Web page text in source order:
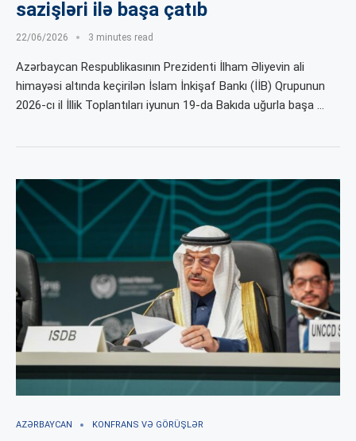
sazişləri ilə başa çatıb
22/06/2026 3 minutes read
Azərbaycan Respublikasının Prezidenti İlham Əliyevin ali
himayəsi altında keçirilən İslam İnkişaf Bankı (İİB) Qrupunun
2026-cı il İllik Toplantıları iyunun 19-da Bakıda uğurla başa …
AZƏRBAYCAN KONFRANS VƏ GÖRÜŞLƏR